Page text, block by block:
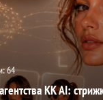
64
KK AI: